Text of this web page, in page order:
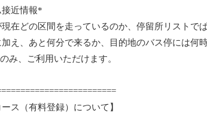
接近情報*
在どの区間を走っているのか、停留所リストで
え、あと何分で来るか、目的地のバス停には何
み、ご利用いただけます。
ース（有料登録）について】